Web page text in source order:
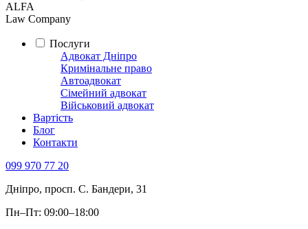
ALFA
Law Company
Послуги
Адвокат Дніпро
Кримінальне право
Автоадвокат
Сімейний адвокат
Військовий адвокат
Вартість
Блог
Контакти
099 970 77 20
Дніпро, просп. С. Бандери, 31
Пн–Пт: 09:00–18:00